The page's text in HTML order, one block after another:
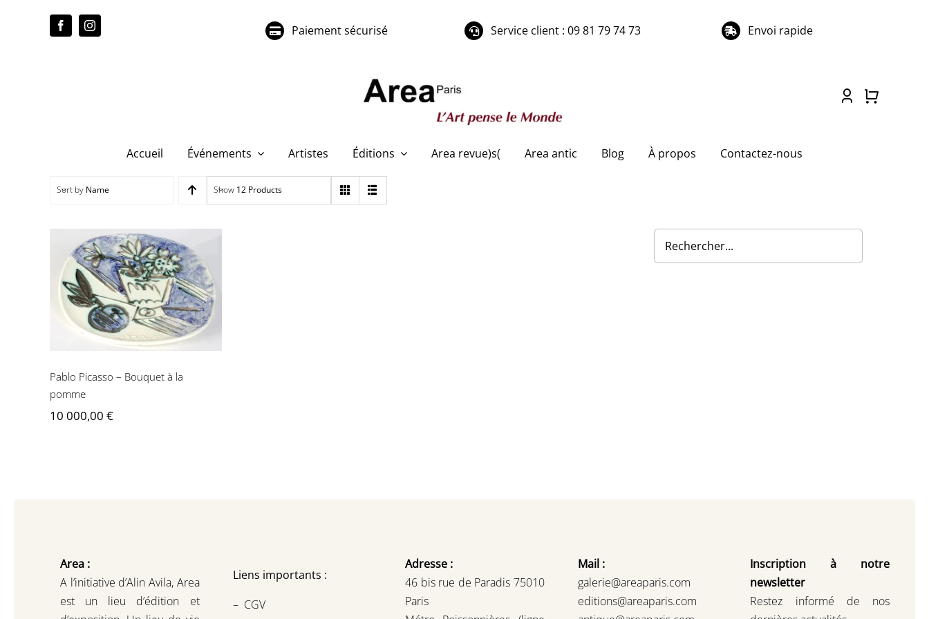
Paiement sécurisé Service client : 09 81 79 74 73 Envoi rapide
Accueil Événements Artistes Éditions Area revue)s( Area antic Blog À propos Contactez-nous
Sort by Name Show 12 Products
Pablo Picasso – Bouquet
à la pomme
Pablo Picasso – Bouquet à la
pomme
10 000,00 €
Area :
A l’initiative d’Alin Avila, Area
est un lieu d’édition et
Liens importants :
– CGV
Adresse :
46 bis rue de Paradis 75010
Paris
Mail :
galerie@areaparis.com
editions@areaparis.com
Inscription à notre
newsletter
Restez informé de nos